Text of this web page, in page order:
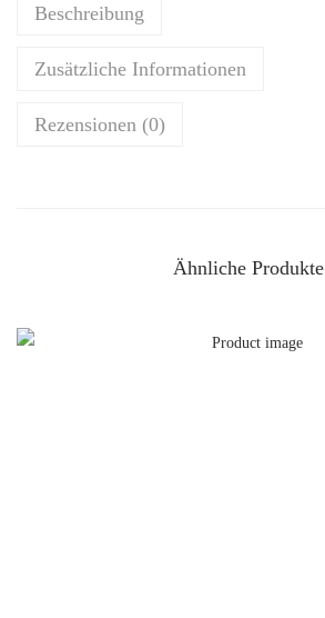
Beschreibung
Zusätzliche Informationen
Rezensionen (0)
Ähnliche Produkte